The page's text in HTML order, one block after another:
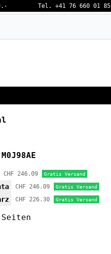
Tel. +41 76 660 01 85
CHF 246.09 Gratis Versand
CHF 246.09 Gratis Versand
CHF 226.30 Gratis Versand
Seiten